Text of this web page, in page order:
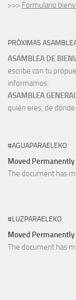
>>> Formulario
PRÓXIMAS
ASAMBLEA DE
escribe con tu
informamos.
ASAMBLEA
quién eres, de
#AGUAPARAELEKO
Moved Permanently
The document has
#LUZPARAELEKO
Moved Permanently
The document has